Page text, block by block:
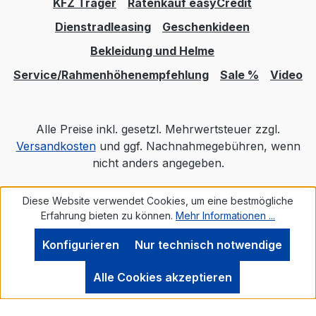
Schaltungsart: Nabenschaltung Gänge: 8-
Schaltungsmodell: Nexus Bremssystem:
hydraulische Felgenbremse Ausstattung:
Farbbezeichnung: ice blue Modelljahr:
2025 BIDEX: Gewicht: 26,20 kg
Spezifikationen Rahmen: QIO EINS, Alu
6061 Schaltauge: QIO Slider Dropout
Gabel: Alu 6061 Disc Steuersatz: TOKEN
"TK255E-HJ04" Kurbelarme:
STRONGLIGHT "Magan" Kettenblatt /
Riemenscheibe: GATES "CDC", 55Z.
Innenlager: BOSCH Bremse V.R.: TRP
Scheibenbremse HD-EU817 Bremse H.R.:
KFZ Träger
Ratenkauf easyCredit
Dienstradleasing
Geschenkideen
Bekleidung und Helme
Service/Rahmenhöhenempfehlung
Sale % Video
Alle Preise inkl. gesetzl. Mehrwertsteuer zzgl.
Versandkostenund ggf. Nachnahmegebühren, wenn
nicht anders angegeben.
Realisiert mit Shopware
Diese Website verwendet Cookies, um eine bestmögliche
Erfahrung bieten zu können. Mehr Informationen ...
Nur technisch notwendige
Konfigurieren
Alle Cookies akzeptieren